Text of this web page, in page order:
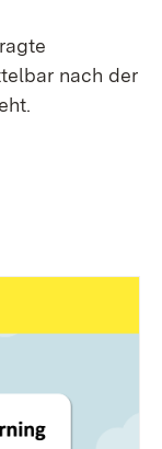
nach der